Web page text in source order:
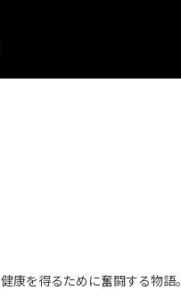
康を得るために奮闘する物語。